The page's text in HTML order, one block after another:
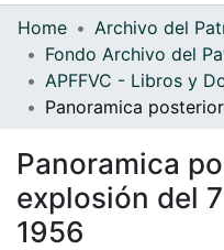
Home
Panoramica
explosión del
1956